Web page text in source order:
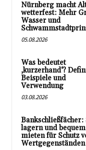
Nürnberg macht
wetterfest: Mehr
Wasser und
05.08.2026
Was bedeutet
‚kurzerhand‘?
Beispiele und
Verwendung
03.08.2026
Bankschließfächer:
lagern und bequem
mieten für Schutz
Wertgegenständen